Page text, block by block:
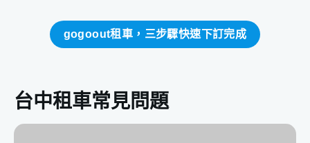
gogoout租車，三步驟快速下訂完成
台中租車常見問題